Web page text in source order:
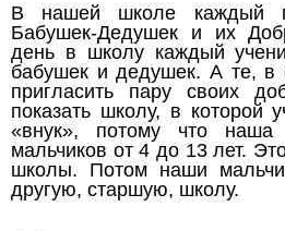
В нашей школе каждый
Бабушек-Дедушек и их
день в школу каждый
бабушек и дедушек. А те, в
пригласить пару своих
показать школу, в которой
«внук», потому что
мальчиков от 4 до 13 лет.
школы. Потом наши
другую, старшую, школу.